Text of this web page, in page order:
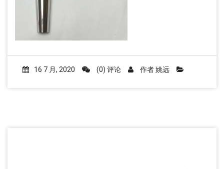
16 7 月, 2020 (0) 评论 作者姚远